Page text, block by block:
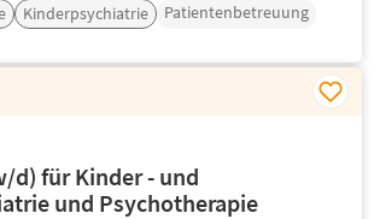
Kinderpsychiatrie
Patientenbetreuung
d) für Kinder - und
und Psychotherapie